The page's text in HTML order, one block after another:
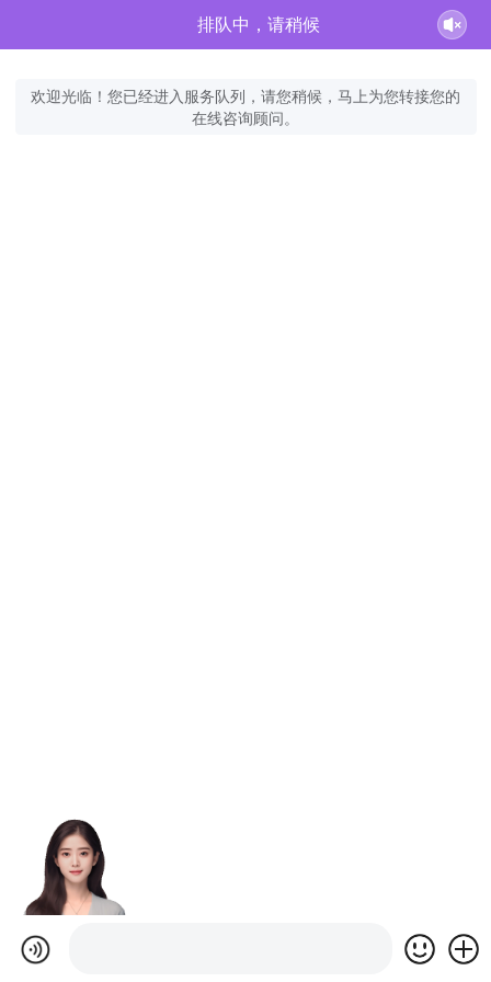
排队中，请稍候
欢迎光临！您已经进入服务队列，请您稍候，马上为您转接您的
在线咨询顾问。